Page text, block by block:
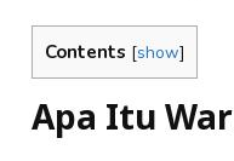
Contents [show]
Apa Itu